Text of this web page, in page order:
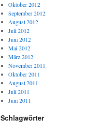
Oktober 2012
September 2012
August 2012
Juli 2012
Juni 2012
Mai 2012
März 2012
November 2011
Oktober 2011
August 2011
Juli 2011
Juni 2011
Schlagwörter